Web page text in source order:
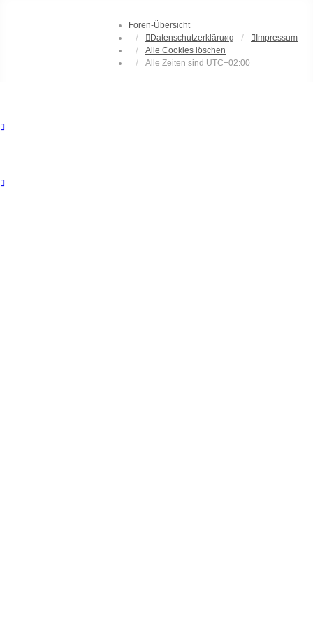
Foren-Übersicht
Datenschutzerklärung
Impressum
Alle Cookies löschen
Alle Zeiten sind UTC+02:00